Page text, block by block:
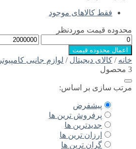
فقط کالاهای موجود
محدوده قیمت موردنظر
اعمال محدوده قیمت
خانه / کالای دیجیتال / لوازم جانبی کامپیوتر
3 محصول
مرتب سازی بر اساس:
پیشفرض
پرفروش ترین ها
جدیدترین ها
ارزان ترین ها
گران ترین ها